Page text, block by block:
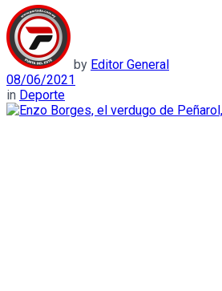
by Editor General
08/06/2021
in Deporte